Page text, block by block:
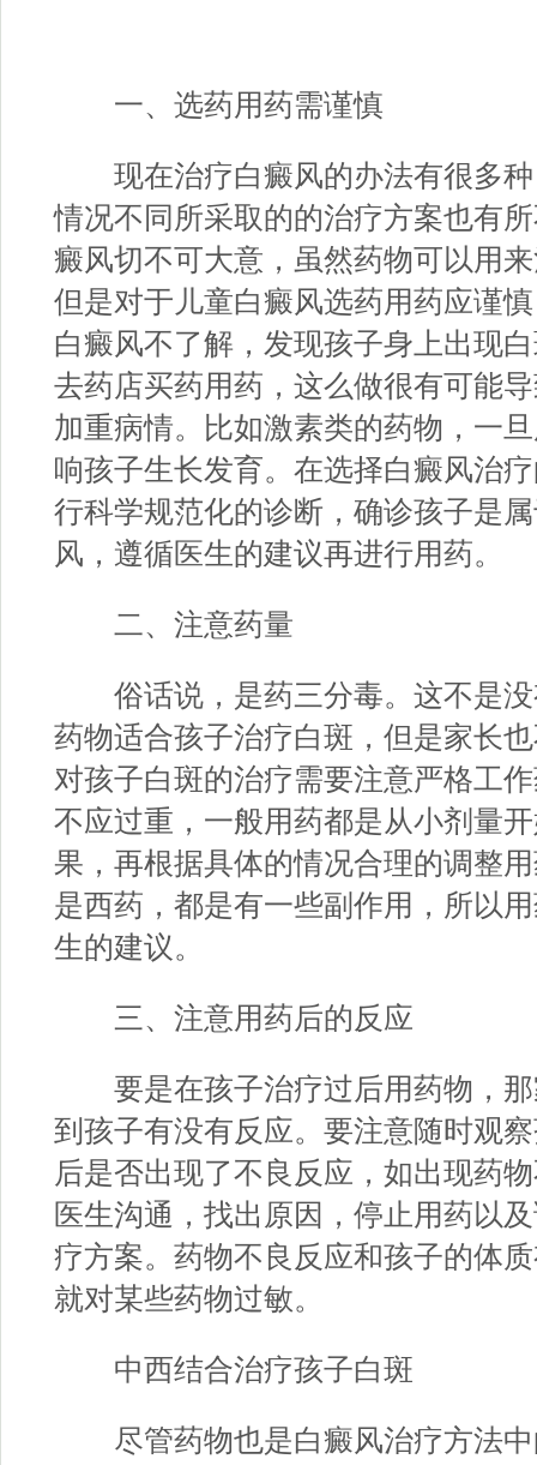
一、选药用药需谨慎
现在治疗白癜风的办法有很多种
情况不同所采取的的治疗方案也有
癜风切不可大意，虽然药物可以用
但是对于儿童白癜风选药用药应谨
白癜风不了解，发现孩子身上出现
去药店买药用药，这么做很有可能
加重病情。比如激素类的药物，一
响孩子生长发育。在选择白癜风治
行科学规范化的诊断，确诊孩子是
风，遵循医生的建议再进行用药。
二、注意药量
俗话说，是药三分毒。这不是没
药物适合孩子治疗白斑，但是家长
对孩子白斑的治疗需要注意严格工
不应过重，一般用药都是从小剂量
果，再根据具体的情况合理的调整
是西药，都是有一些副作用，所以
生的建议。
三、注意用药后的反应
要是在孩子治疗过后用药物，那
到孩子有没有反应。要注意随时观
后是否出现了不良反应，如出现药
医生沟通，找出原因，停止用药以
疗方案。药物不良反应和孩子的体
就对某些药物过敏。
中西结合治疗孩子白斑
尽管药物也是白癜风治疗方法中